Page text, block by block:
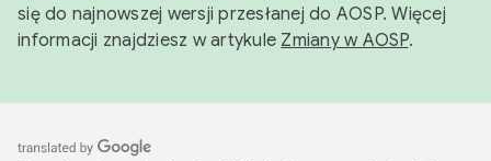
się do najnowszej wersji przesłanej do AOSP. Więcej
informacji znajdziesz w artykule Zmiany w AOSP.